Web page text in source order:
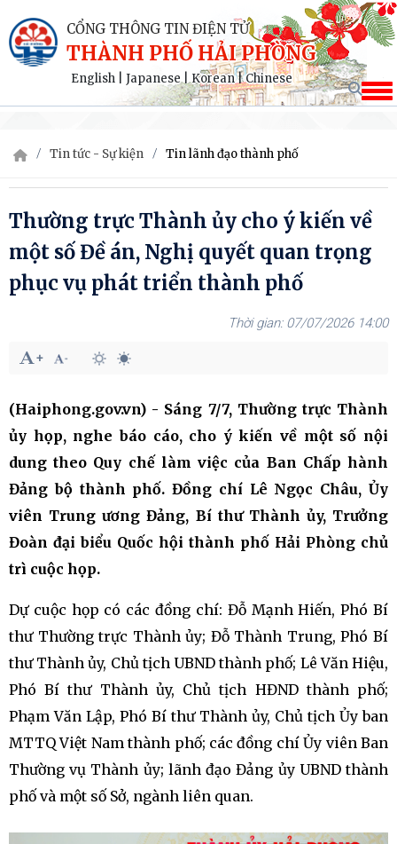
CỔNG THÔNG TIN ĐIỆN TỬ
THÀNH PHỐ HẢI PHÒNG
English Japanese|Korean|Chinese
Tin tức - Sự kiện Tin lãnh đạo thành phố
Thường trực Thành ủy cho ý kiến về
một số Đề án, Nghị quyết quan trọng
phục vụ phát triển thành phố
07/07/2026 14:00
(Haiphong.gov.vn) - Sáng 7/7, Thường trực Thành
ủy họp, nghe báo cáo, cho ý kiến về một số nội
dung theo Quy chế làm việc của Ban Chấp hành
Đảng bộ thành phố. Đồng chí Lê Ngọc Châu, Ủy
viên Trung ương Đảng, Bí thư Thành ủy, Trưởng
Đoàn đại biểu Quốc hội thành phố Hải Phòng chủ
trì cuộc họp.
Dự cuộc họp có các đồng chí: Đỗ Mạnh Hiến, Phó Bí
thư Thường trực Thành ủy; Đỗ Thành Trung, Phó Bí
thư Thành ủy, Chủ tịch UBND thành phố; Lê Văn Hiệu,
Phó Bí thư Thành ủy, Chủ tịch HĐND thành phố;
Phạm Văn Lập, Phó Bí thư Thành ủy, Chủ tịch Ủy ban
MTTQ Việt Nam thành phố; các đồng chí Ủy viên Ban
Thường vụ Thành ủy; lãnh đạo Đảng ủy UBND thành
phố và một số Sở, ngành liên quan.